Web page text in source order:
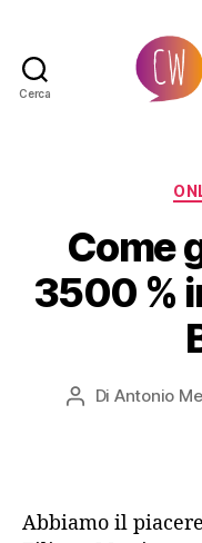
Cerca
Come
3500 %
Autore
Di Antonio
Abbiamo il